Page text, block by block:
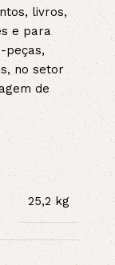
livros,
e para
peças,
no setor
de
25,2 kg